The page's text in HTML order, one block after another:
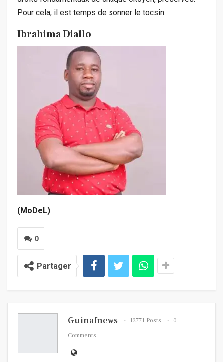
Pour cela, il est temps de sonner le tocsin.
Ibrahima Diallo
(MoDeL)
0
Partager
Guinafnews 12771 Posts
0
Comments